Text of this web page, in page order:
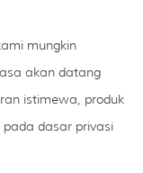
mungkin
akan datang
istimewa, produk
dasar privasi